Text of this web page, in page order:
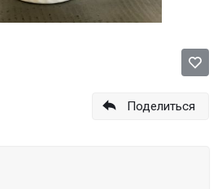
Поделиться